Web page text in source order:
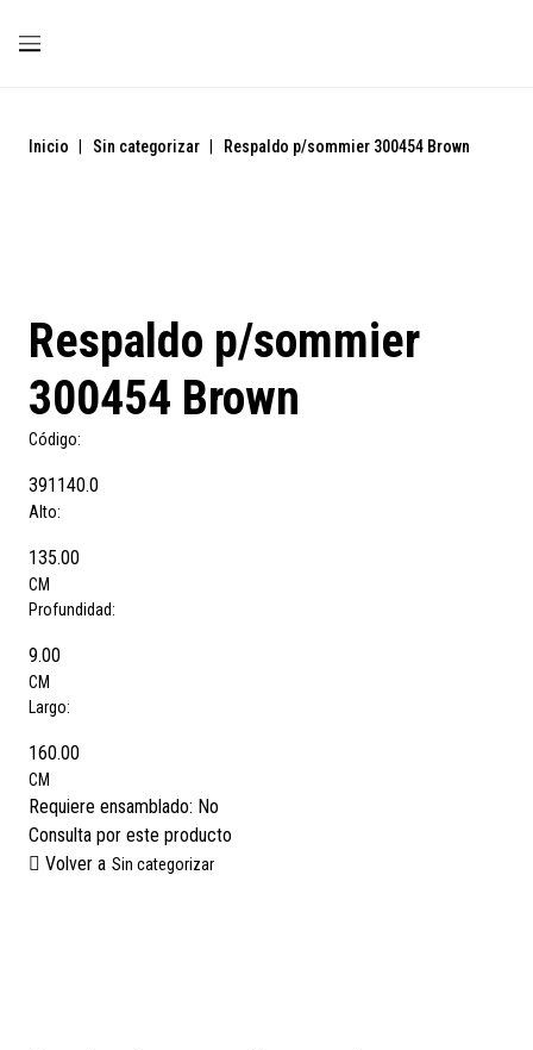
Inicio Sin categorizar Respaldo p/sommier 300454 Brown
Respaldo p/sommier
300454 Brown
Código:
391140.0
Alto:
135.00
CM
Profundidad:
9.00
CM
Largo:
160.00
CM
Requiere ensamblado: No
Consulta por este producto
Volver a Sin categorizar